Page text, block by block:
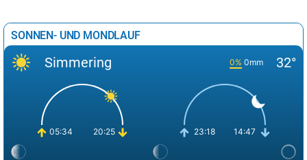
SONNEN- UND MONDLAUF
Simmering 0% 0mm 32°
05:34 20:25 23:18 14:47